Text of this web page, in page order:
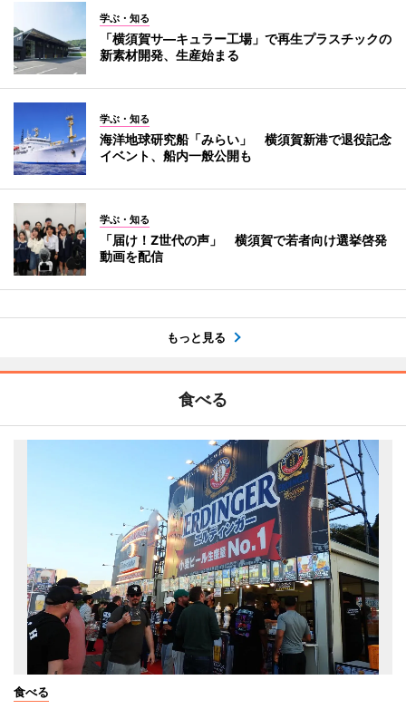
学ぶ・知る
「横須賀サ―キュラー工場」で再生プラスチックの
新素材開発、生産始まる
学ぶ・知る
海洋地球研究船「みらい」 横須賀新港で退役記念
イベント、船内一般公開も
学ぶ・知る
「届け！Z世代の声」 横須賀で若者向け選挙啓発
動画を配信
もっと見る
食べる
食べる